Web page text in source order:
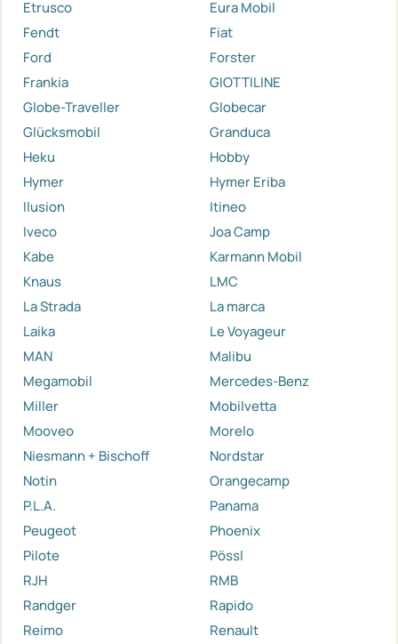
Etrusco
Eura Mobil
Fendt
Fiat
Ford
Forster
Frankia
GIOTTILINE
Globe-Traveller
Globecar
Glücksmobil
Granduca
Heku
Hobby
Hymer
Hymer Eriba
Ilusion
Itineo
Iveco
Joa Camp
Kabe
Karmann Mobil
Knaus
LMC
La Strada
La marca
Laika
Le Voyageur
MAN
Malibu
Megamobil
Mercedes-Benz
Miller
Mobilvetta
Mooveo
Morelo
Niesmann + Bischoff
Nordstar
Notin
Orangecamp
P.L.A.
Panama
Peugeot
Phoenix
Pilote
Pössl
RJH
RMB
Randger
Rapido
Reimo
Renault